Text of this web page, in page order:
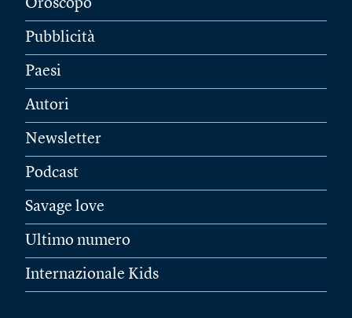
Oroscopo
Pubblicità
Paesi
Autori
Newsletter
Podcast
Savage love
Ultimo numero
Internazionale Kids